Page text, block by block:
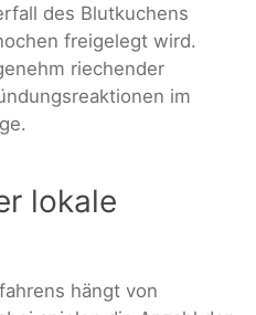
des Blutkuchens
freigelegt wird.
riechender
im
lokale
hängt von